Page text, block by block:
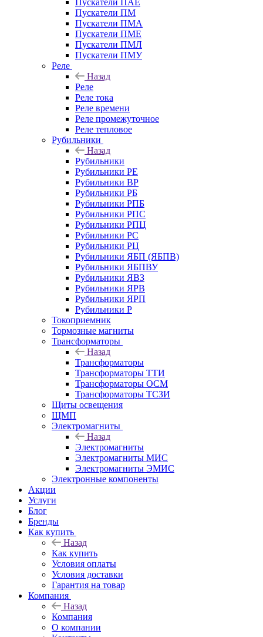
Пускатели ПМ
Пускатели ПМА
Пускатели ПМЕ
Пускатели ПМЛ
Пускатели ПМУ
Реле
Назад
Реле
Реле тока
Реле времени
Реле промежуточное
Реле тепловое
Рубильники
Назад
Рубильники
Рубильники РЕ
Рубильники ВР
Рубильники РБ
Рубильники РПБ
Рубильники РПС
Рубильники РПЦ
Рубильники РС
Рубильники РЦ
Рубильники ЯБП (ЯБПВ)
Рубильники ЯБПВУ
Рубильники ЯВЗ
Рубильники ЯРВ
Рубильники ЯРП
Рубильники Р
Токоприемник
Тормозные магниты
Трансформаторы
Назад
Трансформаторы
Трансформаторы ТТИ
Трансформаторы ОСМ
Трансформаторы ТСЗИ
Щиты освещения
ЩМП
Электромагниты
Назад
Электромагниты
Электромагниты МИС
Электромагниты ЭМИС
Электронные компоненты
Акции
Услуги
Блог
Бренды
Как купить
Назад
Как купить
Условия оплаты
Условия доставки
Гарантия на товар
Компания
Назад
Компания
О компании